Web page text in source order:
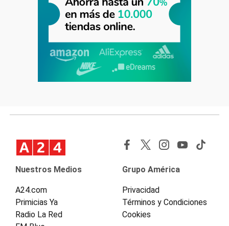
Nuestros Medios
A24.com
Primicias Ya
Radio La Red
Grupo América
Privacidad
Términos y Condiciones
Cookies